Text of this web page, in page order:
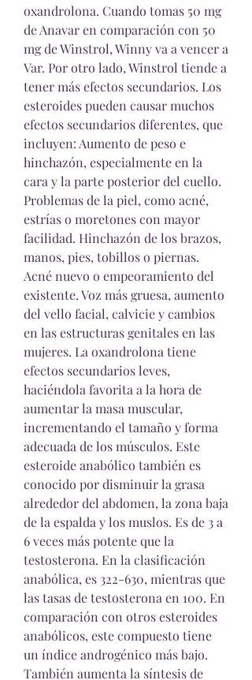
oxandrolona. Cuando tomas 50 mg
de Anavar en comparación con 50
mg de Winstrol, Winny va a vencer a
Var. Por otro lado, Winstrol tiende a
tener más efectos secundarios. Los
esteroides pueden causar muchos
efectos secundarios diferentes, que
incluyen: Aumento de peso e
hinchazón, especialmente en la
cara y la parte posterior del cuello.
Problemas de la piel, como acné,
estrías o moretones con mayor
facilidad. Hinchazón de los brazos,
manos, pies, tobillos o piernas.
Acné nuevo o empeoramiento del
existente. Voz más gruesa, aumento
del vello facial, calvicie y cambios
en las estructuras genitales en las
mujeres. La oxandrolona tiene
efectos secundarios leves,
haciéndola favorita a la hora de
aumentar la masa muscular,
incrementando el tamaño y forma
adecuada de los músculos. Este
esteroide anabólico también es
conocido por disminuir la grasa
alrededor del abdomen, la zona baja
de la espalda y los muslos. Es de 3 a
6 veces más potente que la
testosterona. En la clasificación
anabólica, es 322-630, mientras que
las tasas de testosterona en 100. En
comparación con otros esteroides
anabólicos, este compuesto tiene
un índice androgénico más bajo.
También aumenta la síntesis de